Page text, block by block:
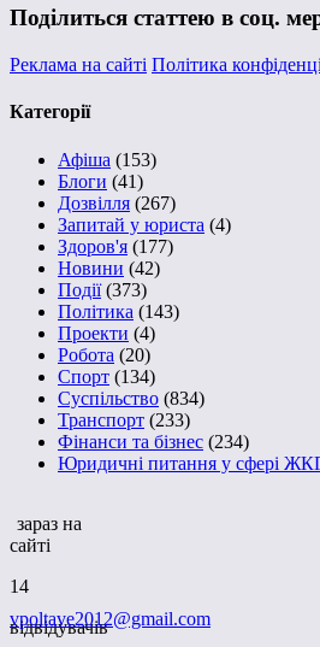
Поділиться статтею в соц.
Реклама на сайті Політика
Категорії
Афіша (153)
Блоги (41)
Дозвілля (267)
Запитай у юриста (4)
Здоров'я (177)
Новини (42)
Події(373)
Політика (143)
Проекти (4)
Робота (20)
Спорт (134)
Суспільство (834)
Транспорт (233)
Фінанси та бізнес (234)
Юридичні питання у сфері
зараз на
сайті
14
відвідувачів
vpoltave2012@gmail.com